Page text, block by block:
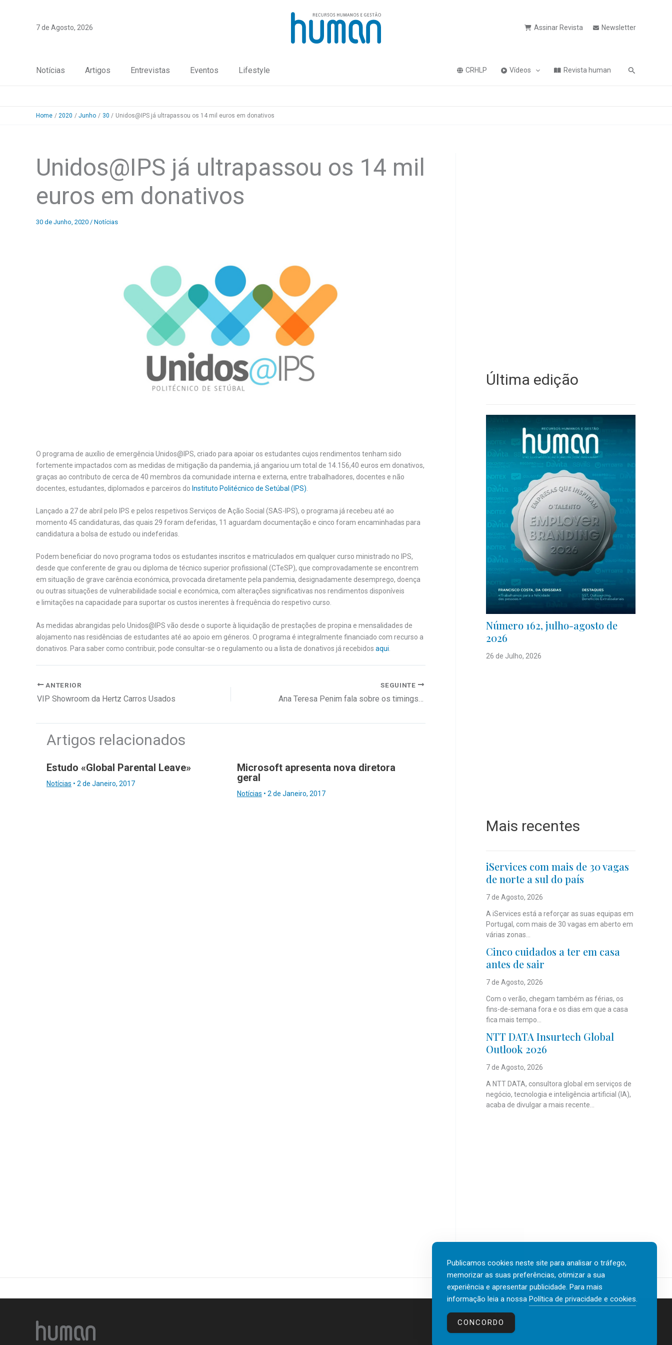
7 de Agosto, 2026 Assinar Revista Newsletter
Notícias Artigos Entrevistas Eventos Lifestyle CRHLP Vídeos Revista human Pesquisa
Home 2020 Junho 30 Unidos@IPS já ultrapassou os 14 mil euros em donativos
Unidos@IPS já ultrapassou os 14 mil
euros em donativos
30 de Junho, 2020 / Notícias
O programa de auxílio de emergência Unidos@IPS, criado para apoiar os estudantes cujos rendimentos tenham sido
fortemente impactados com as medidas de mitigação da pandemia, já angariou um total de 14.156,40 euros em donativos,
graças ao contributo de cerca de 40 membros da comunidade interna e externa, entre trabalhadores, docentes e não
docentes, estudantes, diplomados e parceiros do Instituto Politécnico de Setúbal (IPS)
Lançado a 27 de abril pelo IPS e pelos respetivos Serviços de Ação Social (SAS-IPS), o programa já recebeu até ao
momento 45 candidaturas, das quais 29 foram deferidas, 11 aguardam documentação e cinco foram encaminhadas para
candidatura a bolsa de estudo ou indeferidas.
Podem beneficiar do novo programa todos os estudantes inscritos e matriculados em qualquer curso ministrado no IPS,
desde que conferente de grau ou diploma de técnico superior profissional (CTeSP), que comprovadamente se encontrem
em situação de grave carência económica, provocada diretamente pela pandemia, designadamente desemprego, doença
ou outras situações de vulnerabilidade social e económica, com alterações significativas nos rendimentos disponíveis
e limitações na capacidade para suportar os custos inerentes à frequência do respetivo curso.
As medidas abrangidas pelo Unidos@IPS vão desde o suporte à liquidação de prestações de propina e mensalidades de
alojamento nas residências de estudantes até ao apoio em géneros. O programa é integralmente financiado com recurso a
donativos. Para saber como contribuir, pode consultar-se o regulamento ou a lista de donativos já recebidos aqui
ANTERIOR
VIP Showroom da Hertz Carros Usados
SEGUINTE
Ana Teresa Penim fala sobre os timings do coaching
Artigos relacionados
Estudo «Global Parental Leave»
Notícias • 2 de Janeiro, 2017
Microsoft apresenta nova diretora
geral
Notícias • 2 de Janeiro, 2017
Última edição
Número 162, julho-agosto de
2026
26 de Julho, 2026
Mais recentes
iServices com mais de 30 vagas
de norte a sul do país
7 de Agosto, 2026
A iServices está a reforçar as suas equipas em
Portugal, com mais de 30 vagas em aberto em
várias zonas...
Cinco cuidados a ter em casa
antes de sair
7 de Agosto, 2026
Com o verão, chegam também as férias, os
fins-de-semana fora e os dias em que a casa
fica mais tempo...
NTT DATA Insurtech Global
Outlook 2026
7 de Agosto, 2026
A NTT DATA, consultora global em serviços de
negócio, tecnologia e inteligência artificial (IA),
acaba de divulgar a mais recente...
Contactos
Publicamos cookies neste site para analisar o tráfego,
memorizar as suas preferências, otimizar a sua
experiência e apresentar publicidade. Para mais
informação leia a nossa Política de privacidade e cookies.
CONCORDO